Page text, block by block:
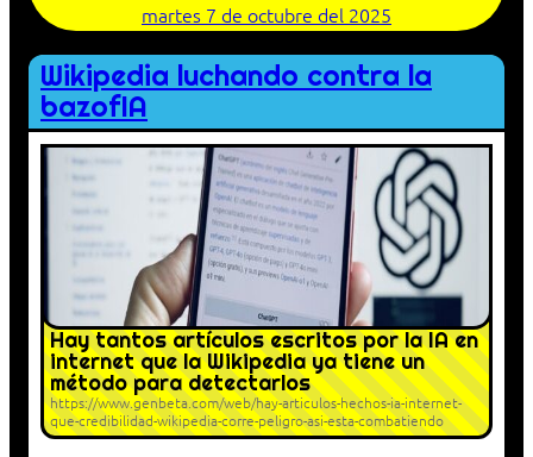
martes 7 de octubre del 2025
Wikipedia luchando contra la
bazofIA
Hay tantos artículos escritos por la IA en
internet que la Wikipedia ya tiene un
método para detectarlos
https://www.genbeta.com/web/hay-articulos-hechos-ia-internet-
que-credibilidad-wikipedia-corre-peligro-asi-esta-combatiendo